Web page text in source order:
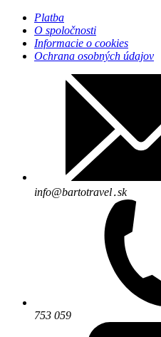
Platba
O spoločnosti
Informacie o cookies
Ochrana osobných údajov
info@bartotravel․sk
753 059